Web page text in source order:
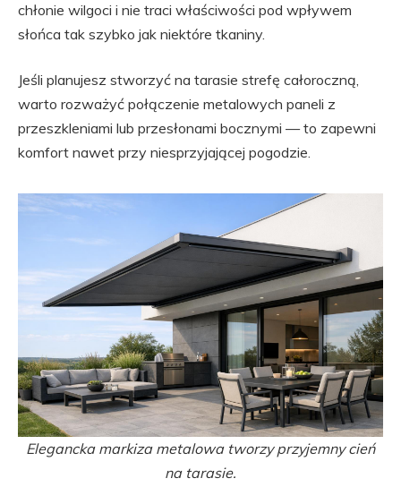
chłonie wilgoci i nie traci właściwości pod wpływem
słońca tak szybko jak niektóre tkaniny.
Jeśli planujesz stworzyć na tarasie strefę całoroczną,
warto rozważyć połączenie metalowych paneli z
przeszkleniami lub przesłonami bocznymi — to zapewni
komfort nawet przy niesprzyjającej pogodzie.
Elegancka markiza metalowa tworzy przyjemny cień
na tarasie.